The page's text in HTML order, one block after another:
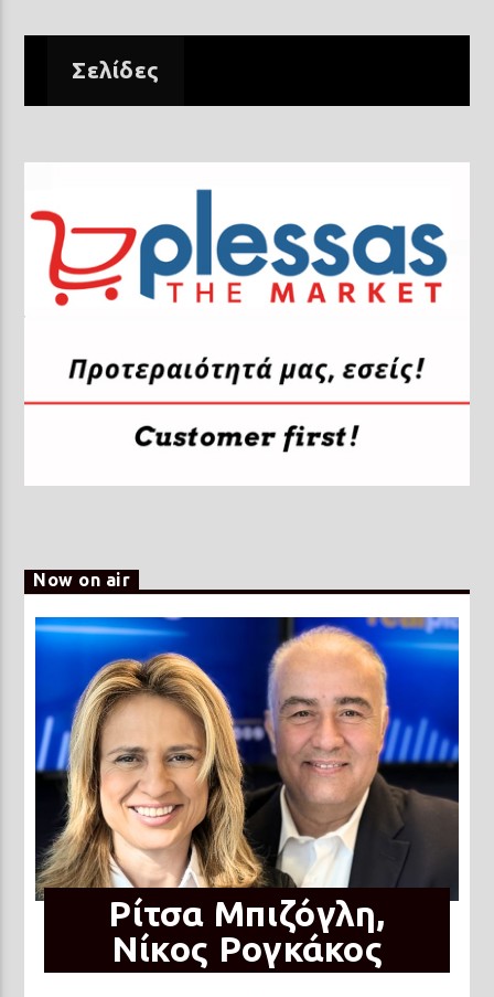
Σελίδες
Now on air
Ρίτσα Μπιζόγλη,
Νίκος Ρογκάκος